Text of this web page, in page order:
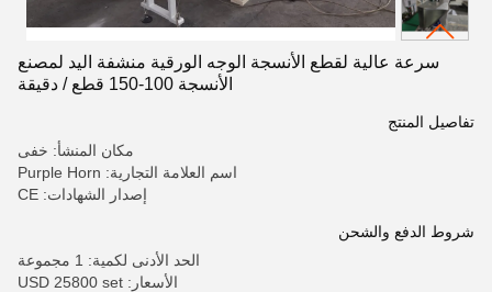
سرعة عالية لقطع الأنسجة الوجه الورقية منشفة اليد لمصنع
الأنسجة 100-150 قطع / دقيقة
تفاصيل المنتج
مكان المنشأ: خفى
اسم العلامة التجارية: Purple Horn
إصدار الشهادات: CE
شروط الدفع والشحن
الحد الأدنى لكمية: 1 مجموعة
الأسعار: USD 25800 set